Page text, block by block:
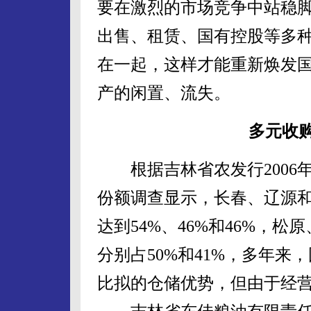
要在激烈的市场竞争中站稳
出售、租赁、国有控股等多
在一起，这样才能重新焕发
产的闲置、流失。
多元收
根据吉林省农发行2006年
份额调查显示，长春、辽源
达到54%、46%和46%，松
分别占50%和41%，多年来
比拟的仓储优势，但由于经